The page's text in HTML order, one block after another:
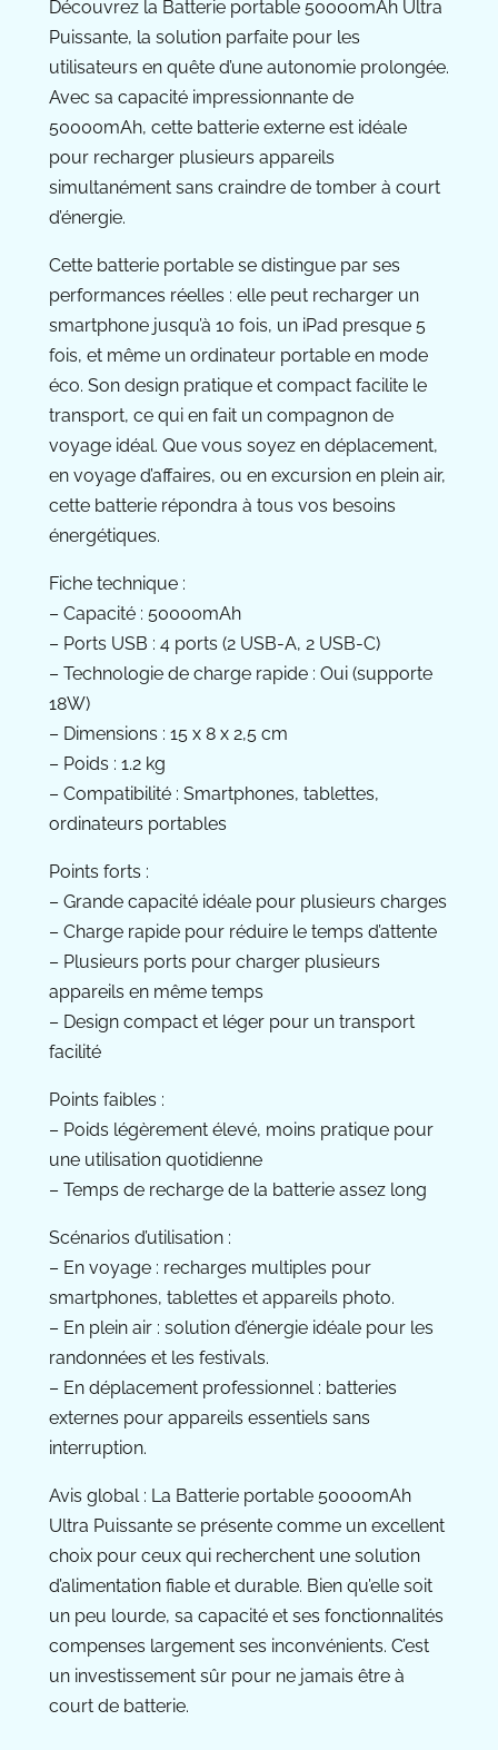
Découvrez la Batterie portable 50000mAh Ultra
Puissante, la solution parfaite pour les
utilisateurs en quête d’une autonomie prolongée.
Avec sa capacité impressionnante de
50000mAh, cette batterie externe est idéale
pour recharger plusieurs appareils
simultanément sans craindre de tomber à court
d’énergie.
Cette batterie portable se distingue par ses
performances réelles : elle peut recharger un
smartphone jusqu’à 10 fois, un iPad presque 5
fois, et même un ordinateur portable en mode
éco. Son design pratique et compact facilite le
transport, ce qui en fait un compagnon de
voyage idéal. Que vous soyez en déplacement,
en voyage d’affaires, ou en excursion en plein air,
cette batterie répondra à tous vos besoins
énergétiques.
Fiche technique :
– Capacité : 50000mAh
– Ports USB : 4 ports (2 USB-A, 2 USB-C)
– Technologie de charge rapide : Oui (supporte
18W)
– Dimensions : 15 x 8 x 2,5 cm
– Poids : 1.2 kg
– Compatibilité : Smartphones, tablettes,
ordinateurs portables
Points forts :
– Grande capacité idéale pour plusieurs charges
– Charge rapide pour réduire le temps d’attente
– Plusieurs ports pour charger plusieurs
appareils en même temps
– Design compact et léger pour un transport
facilité
Points faibles :
– Poids légèrement élevé, moins pratique pour
une utilisation quotidienne
– Temps de recharge de la batterie assez long
Scénarios d’utilisation :
– En voyage : recharges multiples pour
smartphones, tablettes et appareils photo.
– En plein air : solution d’énergie idéale pour les
randonnées et les festivals.
– En déplacement professionnel : batteries
externes pour appareils essentiels sans
interruption.
Avis global : La Batterie portable 50000mAh
Ultra Puissante se présente comme un excellent
choix pour ceux qui recherchent une solution
d’alimentation fiable et durable. Bien qu’elle soit
un peu lourde, sa capacité et ses fonctionnalités
compenses largement ses inconvénients. C’est
un investissement sûr pour ne jamais être à
court de batterie.